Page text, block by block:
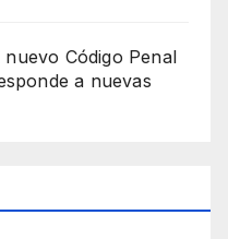
Código Penal
a nuevas